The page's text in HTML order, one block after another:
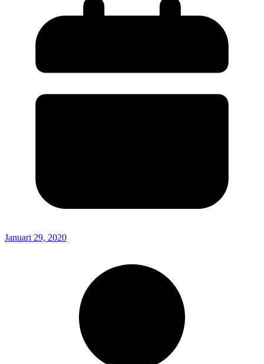
Januari 29, 2020